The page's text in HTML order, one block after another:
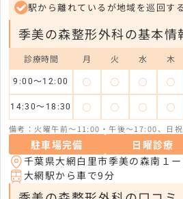
駅から離れているが地域を巡回す
季美の森整形外科の基本情
診療時間 月 火 水 木
9:00〜12:00 ◯ ◯ ◯ ◯
14:30〜18:30 ◯ ◯ ◯ ◯
備考：火曜午前〜11:00・午後〜17:00、日
駐車場完備 日曜診療
千葉県大網白里市季美の森南１ー
大網駅から車で9分